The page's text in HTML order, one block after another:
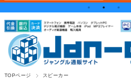
TOPページ スピーカー